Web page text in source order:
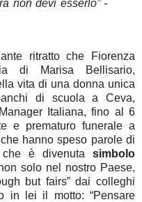
non devi esserlo” -
ritratto che Fiorenza
di Marisa Bellisario,
vita di una donna unica
di scuola a Ceva,
Italiana, fino al 6
e prematuro funerale a
hanno speso parole di
è divenuta simbolo
solo nel nostro Paese,
but fairs” dai colleghi
in lei il motto: “Pensare